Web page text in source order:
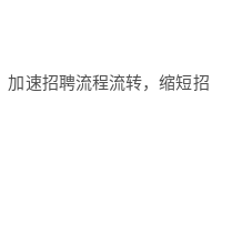
加速招聘流程流转，缩短招